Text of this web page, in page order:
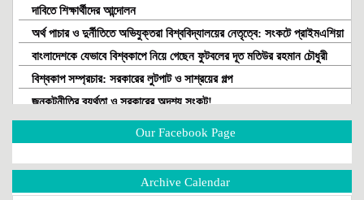
দাবিতে শিক্ষার্থীদের আন্দোলন
অর্থ পাচার ও দুর্নীতিতে অভিযুক্তরা বিশ্ববিদ্যালয়ের নেতৃত্বে: সংকটে প্রাইমএশিয়া
বাংলাদেশকে যেভাবে বিশ্বকাপে নিয়ে গেছেন ফুটবলের দূত মতিউর রহমান চৌধুরী
বিশ্বকাপ সম্প্রচার: সরকারের লুটপাট ও সাশ্রয়ের গল্প
জনকূটনীতির ব্যর্থতা ও সরকারের অদৃশ্য সংকট!
সরকারকে প্রশ্নবিদ্ধ করতেই কি বিটিভিতে দুর্নীতি-লুটপাটের উৎসব?
আকিজ গ্রুপের আদ্-দ্বীনে শিশু মৃত্যু এবং কিছু প্রশ্ন
কোরবানি পশুর হাট: জনস্বার্থ বিরোধী নীতিমালার সংস্কার জরুরী
পাসপোর্ট অফিসের ঘুষ বাণিজ্য থামছে না কেন?
Our Facebook Page
Archive Calendar